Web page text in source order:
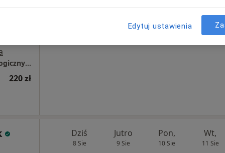
Specjalistyczny Gabinet Położniczo- ginekologiczny lek. Magdalena Strzelczyk- Borg
220 zł
Umawianie online nie jest dostępne
Dziś
8 Sie
Jutro
9 Sie
Pon,
10 Sie
Wt,
11 Sie
Edytuj ustawienia